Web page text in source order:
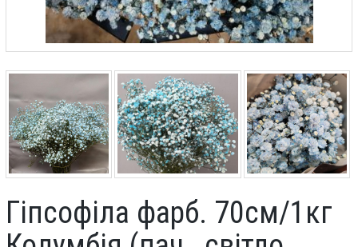
Гіпсофіла фарб. 70см/1кг